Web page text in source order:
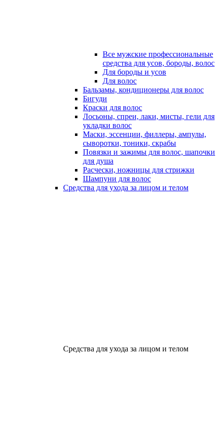
Все мужские профессиональные
средства для усов, бороды, волос
Для бороды и усов
Для волос
Бальзамы, кондиционеры для волос
Бигуди
Краски для волос
Лосьоны, спреи, лаки, мисты, гели для
укладки волос
Маски, эссенции, филлеры, ампулы,
сыворотки, тоники, скрабы
Повязки и зажимы для волос, шапочки
для душа
Расчески, ножницы для стрижки
Шампуни для волос
Средства для ухода за лицом и телом
Средства для ухода за лицом и телом